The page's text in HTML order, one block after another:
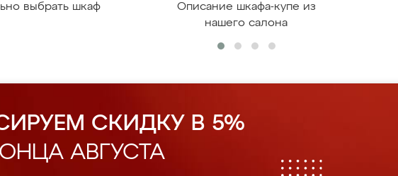
выбрать шкаф
Описание шкафа-купе из
нашего салона
СКИДКУ В 5%
АВГУСТА